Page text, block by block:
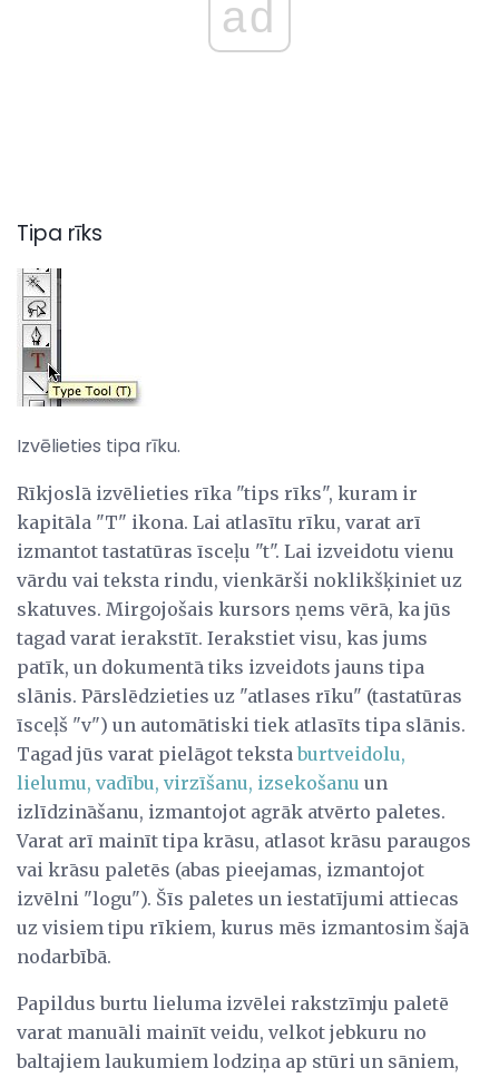
ad
Tipa rīks
Izvēlieties tipa rīku.
Rīkjoslā izvēlieties rīka "tips rīks", kuram ir
kapitāla "T" ikona. Lai atlasītu rīku, varat arī
izmantot tastatūras īsceļu "t". Lai izveidotu vienu
vārdu vai teksta rindu, vienkārši noklikšķiniet uz
skatuves. Mirgojošais kursors ņems vērā, ka jūs
tagad varat ierakstīt. Ierakstiet visu, kas jums
patīk, un dokumentā tiks izveidots jauns tipa
slānis. Pārslēdzieties uz "atlases rīku" (tastatūras
īsceļš "v") un automātiski tiek atlasīts tipa slānis.
Tagad jūs varat pielāgot tekstaburtveidolu,
lielumu, vadību, virzīšanu, izsekošanu un
izlīdzināšanu, izmantojot agrāk atvērto paletes.
Varat arī mainīt tipa krāsu, atlasot krāsu paraugos
vai krāsu paletēs (abas pieejamas, izmantojot
izvēlni "logu"). Šīs paletes un iestatījumi attiecas
uz visiem tipu rīkiem, kurus mēs izmantosim šajā
nodarbībā.
Papildus burtu lieluma izvēlei rakstzīmju paletē
varat manuāli mainīt veidu, velkot jebkuru no
baltajiem laukumiem lodziņa ap stūri un sāniem,